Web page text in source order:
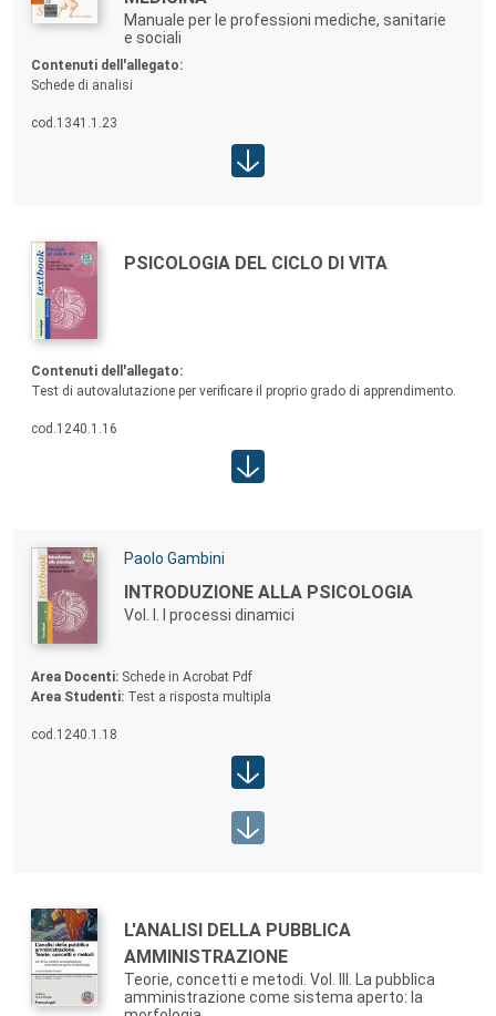
Manuale per le professioni mediche, sanitarie
e sociali
Contenuti allegato:
Contenuti dell'allegato:
Schede di analisi
cod.1341.1.23
TITOLO:
PSICOLOGIA DEL CICLO DI VITA
Contenuti allegato:
Contenuti dell'allegato:
Test di autovalutazione per verificare il proprio grado di apprendimento.
cod.1240.1.16
Autori:
Paolo Gambini
TITOLO:
INTRODUZIONE ALLA PSICOLOGIA
Vol. I. I processi dinamici
Contenuti allegato:
Area Docenti: Schede in Acrobat Pdf
Area Studenti: Test a risposta multipla
cod.1240.1.18
TITOLO:
L'ANALISI DELLA PUBBLICA
AMMINISTRAZIONE
Teorie, concetti e metodi. Vol. III. La pubblica
amministrazione come sistema aperto: la